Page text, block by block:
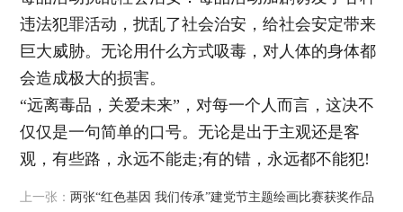
违法犯罪活动，扰乱了社会治安，给社会安定带来
巨大威胁。无论用什么方式吸毒，对人体的身体都
会造成极大的损害。
“远离毒品，关爱未来”，对每一个人而言，这决不
仅仅是一句简单的口号。无论是出于主观还是客
观，有些路，永远不能走;有的错，永远都不能犯!
上一张：两张“红色基因 我们传承”建党节主题绘画比赛获奖作品